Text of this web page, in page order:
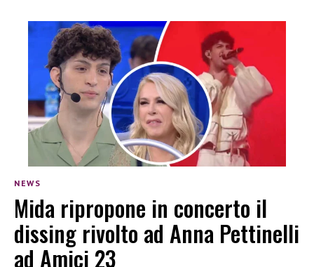
NEWS
Mida ripropone in concerto il
dissing rivolto ad Anna Pettinelli
ad Amici 23